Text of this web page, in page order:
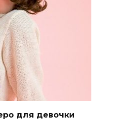
для девочки